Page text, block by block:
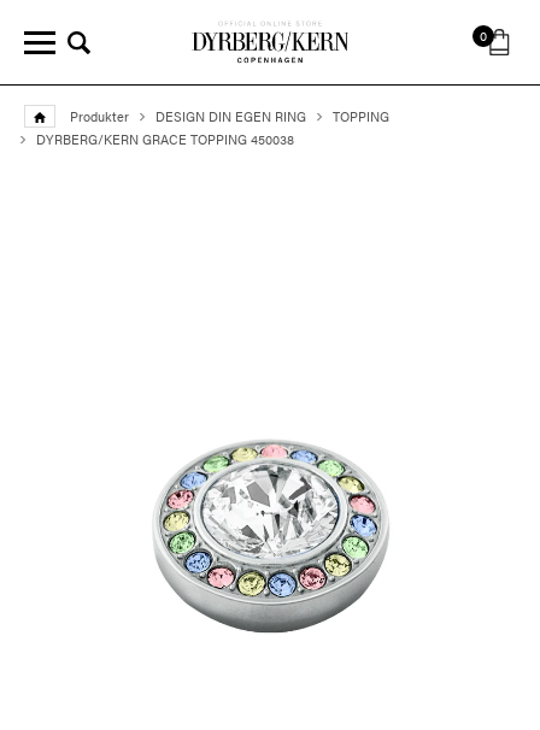
0
Produkter DESIGN DIN EGEN RING
TOPPING
DYRBERG/KERN GRACE TOPPING 450038